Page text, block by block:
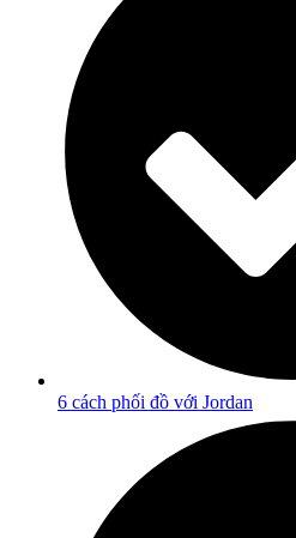
6 cách phối đồ với Jordan